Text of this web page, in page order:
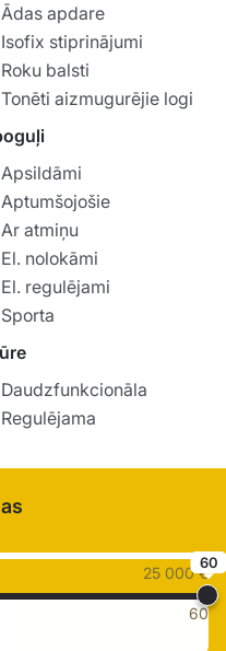
Ādas apdare
Isofix stiprinājumi
Roku balsti
Tonēti aizmugurējie logi
Apsildāmi
Aptumšojošie
Ar atmiņu
El. nolokāmi
El. regulējami
Sporta
Daudzfunkcionāla
Regulējama
25 000 €
60
60